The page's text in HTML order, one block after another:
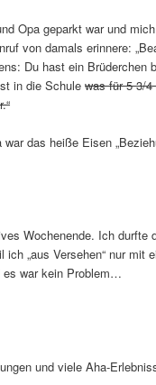
Opa geparkt war und
von damals erinnere:
Du hast ein Brüderchen
in die Schulewas für 5 3/
das heiße Eisen
Wochenende. Ich durfte
ich „aus Versehen“ nur mit
es war kein Problem…
und viele Aha-